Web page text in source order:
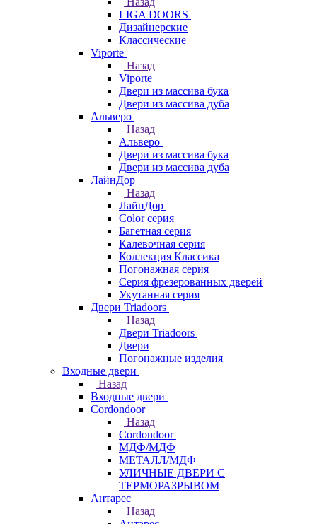
LIGA DOORS
Дизайнерские
Классические
Viporte
Назад
Viporte
Двери из массива бука
Двери из массива дуба
Альверо
Назад
Альверо
Двери из массива бука
Двери из массива дуба
ЛайнДор
Назад
ЛайнДор
Color серия
Багетная серия
Калевочная серия
Коллекция Классика
Погонажная серия
Серия фрезерованных дверей
Укутанная серия
Двери Triadoors
Назад
Двери Triadoors
Двери
Погонажные изделия
Входные двери
Назад
Входные двери
Cordondoor
Назад
Cordondoor
МДФ/МДФ
МЕТАЛЛ/МДФ
УЛИЧНЫЕ ДВЕРИ С
ТЕРМОРАЗРЫВОМ
Антарес
Назад